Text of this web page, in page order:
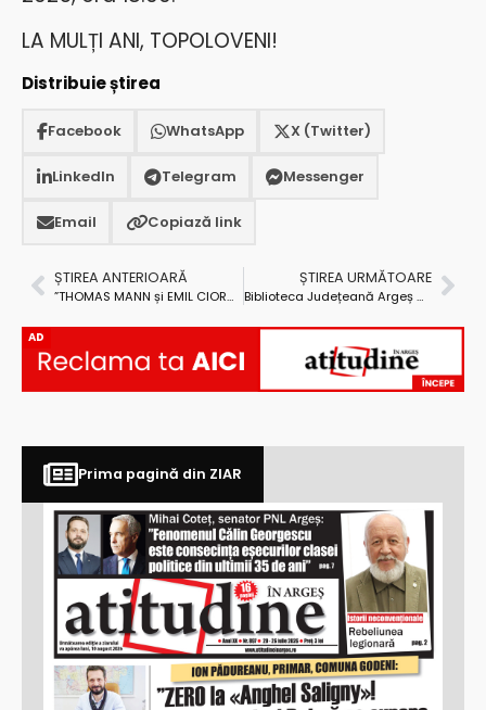
LA MULȚI ANI, TOPOLOVENI!
Distribuie știrea
Facebook WhatsApp X (Twitter)
LinkedIn Telegram Messenger
Email Copiază link
ȘTIREA ANTERIOARĂ
”THOMAS MANN și EMIL CIORAN – Personalitățile Lunii Iunie”, de la BIBLIOTECA JUDEȚEANĂ ARGEȘ
ȘTIREA URMĂTOARE
Biblioteca Județeană Argeș – o nouă întrunire cu elevii din Boteni
AD
Prima pagină din ZIAR